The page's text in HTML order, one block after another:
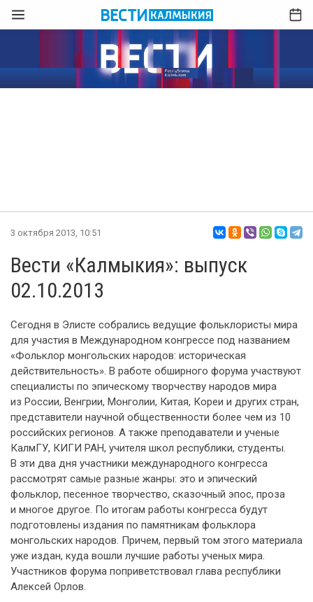
3 октября 2013, 10:51
Вести «Калмыкия»: выпуск
02.10.2013
Сегодня в Элисте собрались ведущие фольклористы мира
для участия в Международном конгрессе под названием
«Фольклор монгольских народов: историческая
действительность». В работе обширного форума участвуют
специалисты по эпическому творчеству народов мира
из России, Венгрии, Монголии, Китая, Кореи и других стран,
представители научной общественности более чем из 10
российских регионов. А также преподаватели и ученые
КалмГУ, КИГИ РАН, учителя школ республики, студенты.
В эти два дня участники международного конгресса
рассмотрят самые разные жанры: это и эпический
фольклор, песенное творчество, сказочный эпос, проза
и многое другое. По итогам работы конгресса будут
подготовлены издания по памятникам фольклора
монгольских народов. Причем, первый том этого материала
уже издан, куда вошли лучшие работы ученых мира.
Участников форума поприветствовал глава республики
Алексей Орлов.